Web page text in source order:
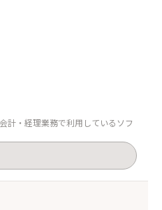
計・経理業務で利用しているソフ